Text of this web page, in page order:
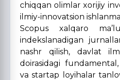
chiqqan olimlar xorijiy
ilmiy-innovatsion
Scopus xalqaro
indekslanadigan
nashr qilish, davlat
doirasidagi
va startap loyihalar